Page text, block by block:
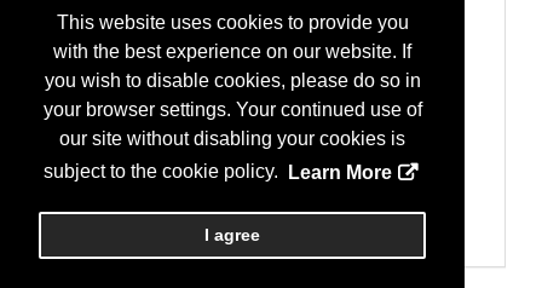
This website uses cookies to provide you
with the best experience on our website. If
you wish to disable cookies, please do so in
your browser settings. Your continued use of
our site without disabling your cookies is
subject to the cookie policy.
Learn More
I agree
500 工場のモニタリングと制御システム(FMCS)
プロセス管理
502 マテリアルハンドリングシステム
ロボット；搬送システム
搬送；マテリアルハンドリングシステム
603 シミュレーション、解析、モデリングソフトウェア
シミュレーション；特性評価/検証ソフトウェア
701 製造サービス、またはコンサルテング
ウェーハ取扱い
900 サポート製品
デバイス/ウェーハ/ディスプレイパネル ハンドリング製品